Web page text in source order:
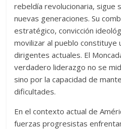
rebeldía revolucionaria, sigue
nuevas generaciones. Su
estratégico, convicción
movilizar al pueblo constituye
dirigentes actuales. El
verdadero liderazgo no se
sino por la capacidad de
dificultades.
En el contexto actual de
fuerzas progresistas